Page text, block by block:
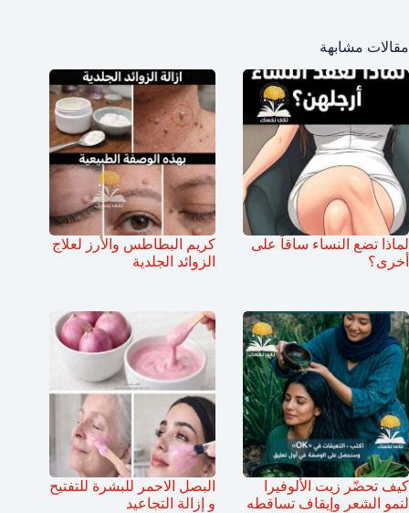
مقالات مشابهة
لماذا تضع النساء ساقاً على
أخرى؟
كريم البطاطس والأرز لعلاج
الزوائد الجلدية
كيف تحضّر زيت الألوفيرا
لنمو الشعر وإيقاف تساقطه
البصل الاحمر للبشرة للتفتيح
و إزالة التجاعيد